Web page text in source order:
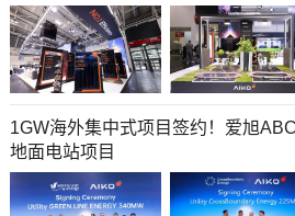
1GW海外集中式项目签约！爱旭
地面电站项目